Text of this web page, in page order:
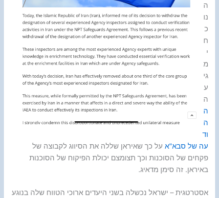
ה
נו
כ
ח
י
מ
גי
ע
ה
ה
ה
וד
עה של סבא"א על כך שאיראן שללה את הסיווג לקבוצה של
פקחים של הסוכנות וכך תצומצם יכולת הפיקוח של הסוכנות
באיראן. זה סימן מדאיג.
אסטרטגית – ישראל נכשלה בשני היעדים ארוכי הטווח שלה בנוגע